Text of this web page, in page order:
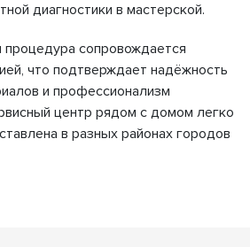
диагностики в мастерской.
сопровождается
что подтверждает надёжность
и профессионализм
центр рядом с домом легко
в разных районах городов